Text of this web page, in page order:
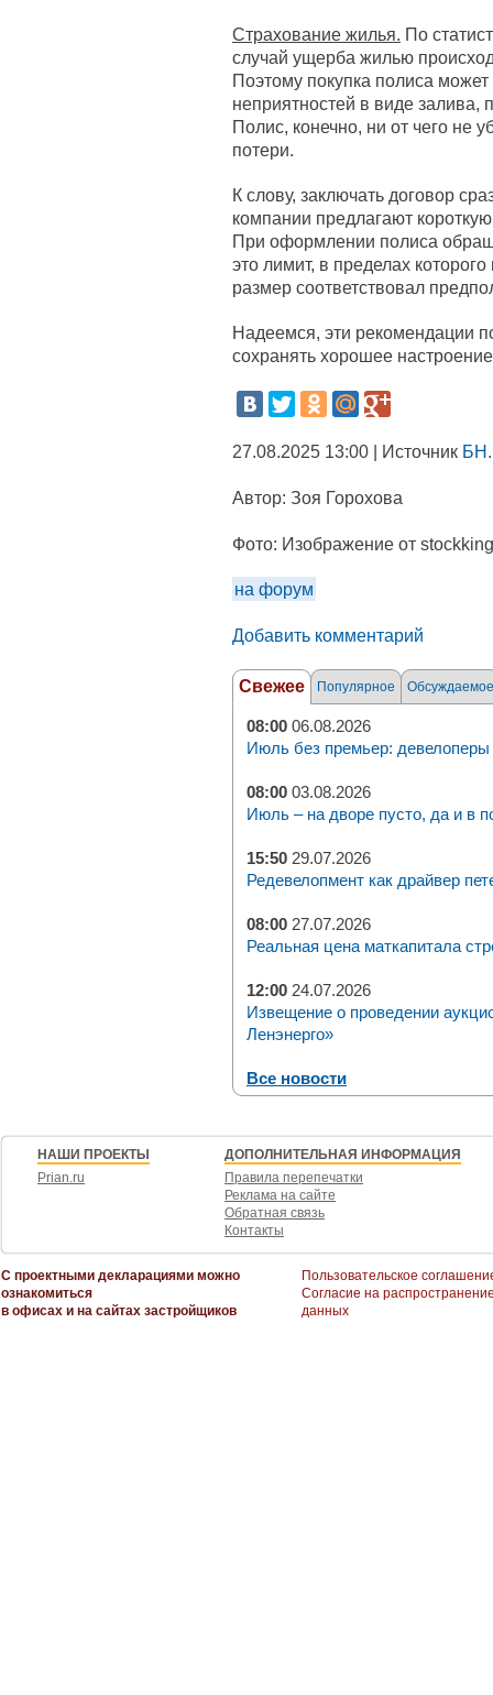
Страхование жилья. По
случай ущерба жилью
Поэтому покупка полиса
неприятностей в виде залива,
Полис, конечно, ни от чего не
потери.
К слову, заключать договор
компании предлагают
При оформлении полиса
это лимит, в пределах
размер соответствовал
Надеемся, эти рекомендации
сохранять хорошее
27.08.2025 13:00 | Источник
Автор: Зоя Горохова
Фото: Изображение от
на форум
Добавить комментарий
Свежее Популярное Обсуждаемое
08:00 06.08.2026
Июль без премьер: девелоперы
08:00 03.08.2026
Июль – на дворе пусто, да и в
15:50 29.07.2026
Редевелопмент как драйвер
08:00 27.07.2026
Реальная цена маткапитала
12:00 24.07.2026
Извещение о проведении
Ленэнерго»
Все новости
НАШИ ПРОЕКТЫ
Prian.ru
ДОПОЛНИТЕЛЬНАЯ ИНФОРМАЦИЯ
Правила перепечатки
Реклама на сайте
Обратная связь
Контакты
С проектными декларациями можно
ознакомиться
в офисах и на сайтах застройщиков
Пользовательское
Согласие на
данных